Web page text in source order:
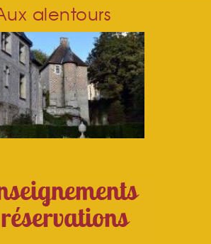
alentours